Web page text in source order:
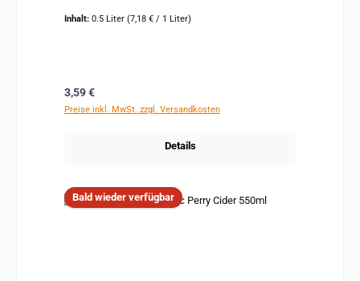
Inhalt: 0.5 Liter (7,18 € / 1 Liter)
Regulärer Preis:
3,59 €
Preise inkl. MwSt. zzgl. Versandkosten
Details
Bald wieder verfügbar